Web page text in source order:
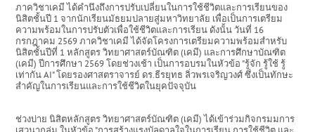
ภาควิชาเคมี ได้คำนึงถึงการปรับเปลี่ยนในการใช้ชีวิตและการเรียนของ
นิสิตชั้นปี 1 จากนักเรียนมัธยมปลายสู่มหาวิทยาลัย เพื่อเป็นการเตรียม
ความพร้อมในการปรับตัวเพื่อใช้ชีวิตและการเรียน ดังนั้น วันที่ 16
กรกฎาคม 2569 ภาควิชาเคมี ได้จัดโครงการเตรียมความพร้อมสำหรับ
นิสิตชั้นปีที่ 1 หลักสูตร วิทยาศาสตร์บัณฑิต (เคมี) และการศึกษาบัณฑิต
(เคมี) ปีการศึกษา 2569 โดยช่วงเช้า เป็นการอบรมในหัวข้อ "รู้จัก รู้ใช้ รู้
เท่ากัน AI" โดยรองศาสตราจารย์ ดร.ธีรยุทธ ลิ่วพรเจริญวงศ์ ซึ่งเป็นทักษะ
สำคัญในการเรียนและการใช้ชีวิตในยุคปัจจุบัน
ช่วงบ่าย นิสิตหลักสูตร วิทยาศาสตร์บัณฑิต (เคมี) ได้เข้าร่วมกิจกรมมการ